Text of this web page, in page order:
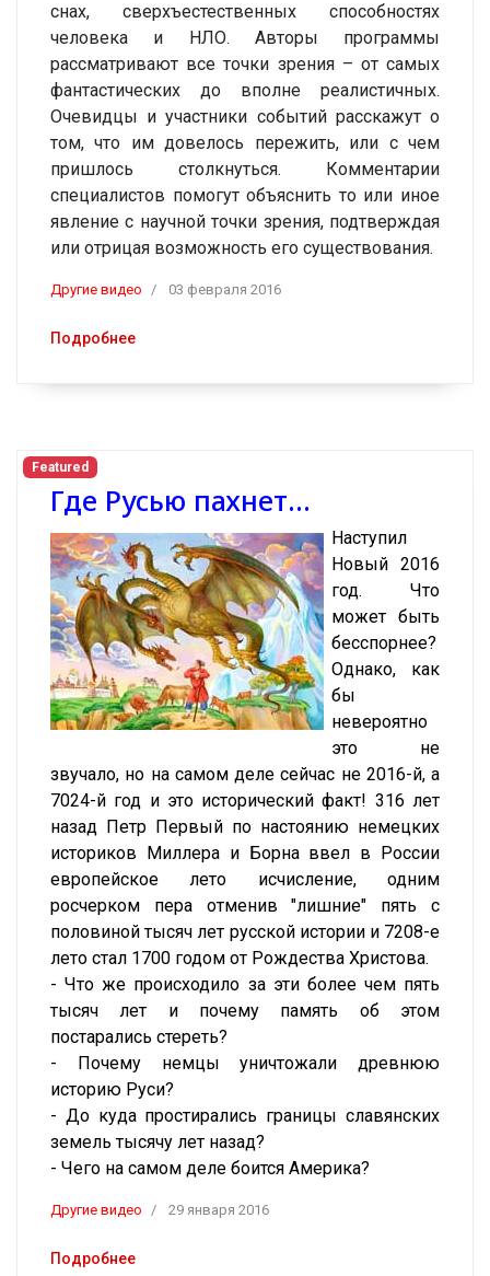
снах, сверхъестественных способностях
человека и НЛО. Авторы программы
рассматривают все точки зрения – от самых
фантастических до вполне реалистичных.
Очевидцы и участники событий расскажут о
том, что им довелось пережить, или с чем
пришлось столкнуться. Комментарии
специалистов помогут объяснить то или иное
явление с научной точки зрения, подтверждая
или отрицая возможность его существования.
Другие видео 03 февраля 2016
Подробнее
Featured
Где Русью пахнет...
Наступил
Новый 2016
год. Что
может быть
бесспорнее?
Однако, как
бы
невероятно
это не
звучало, но на самом деле сейчас не 2016-й, а
7024-й год и это исторический факт! 316 лет
назад Петр Первый по настоянию немецких
историков Миллера и Борна ввел в России
европейское лето исчисление, одним
росчерком пера отменив "лишние" пять с
половиной тысяч лет русской истории и 7208-е
лето стал 1700 годом от Рождества Христова.
- Что же происходило за эти более чем пять
тысяч лет и почему память об этом
постарались стереть?
- Почему немцы уничтожали древнюю
историю Руси?
- До куда простирались границы славянских
земель тысячу лет назад?
- Чего на самом деле боится Америка?
Другие видео 29 января 2016
Подробнее